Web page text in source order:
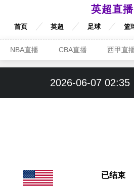
英超直播
首页 英超 足球 篮
NBA直播 CBA直播 西甲直
2026-06-07 02:35
已结束